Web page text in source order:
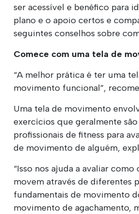
ser acessível e benéfico para
plano e o apoio certos e
seguintes conselhos sobre
Comece com uma tela de
“A melhor prática é ter uma
movimento funcional”,
Uma tela de movimento
exercícios que geralmente
profissionais de fitness para
de movimento de alguém,
“Isso nos ajuda a avaliar como
movem através de diferentes
fundamentais de movimento
movimento de agachamento,